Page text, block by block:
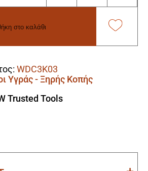
στο καλάθι
WDC3K03
Υγράς - Ξηρής Κοπής
Trusted Tools